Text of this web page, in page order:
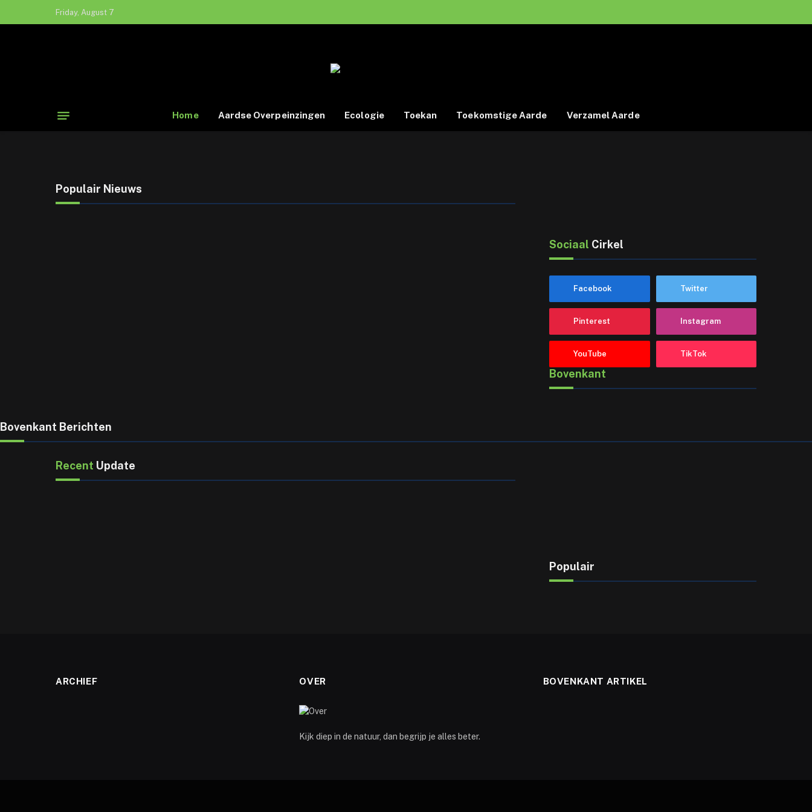
Friday, August 7
Home Aardse Overpeinzingen Ecologie Toekan Toekomstige Aarde Verzamel Aarde
Populair Nieuws
Sociaal Cirkel
Facebook Twitter
Pinterest Instagram
YouTube TikTok
Bovenkant
Bovenkant Berichten
Recent Update
Populair
ARCHIEF OVER
Kijk diep in de natuur, dan begrijp je alles beter.
BOVENKANT ARTIKEL